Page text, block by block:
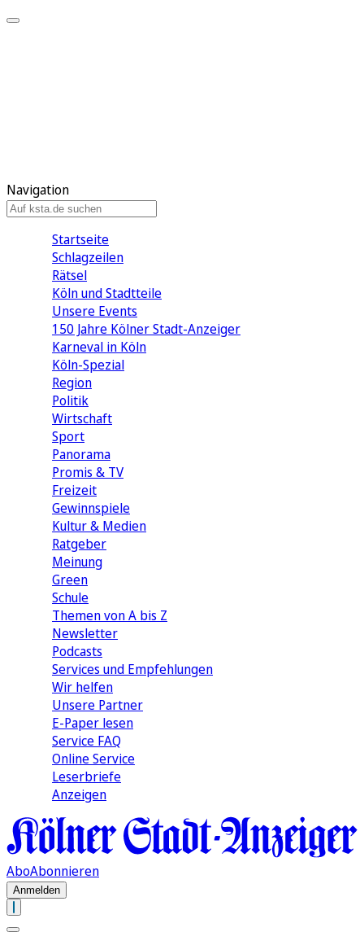
Navigation
Startseite
Schlagzeilen
Rätsel
Köln und Stadtteile
Unsere Events
150 Jahre Kölner Stadt-Anzeiger
Karneval in Köln
Köln-Spezial
Region
Politik
Wirtschaft
Sport
Panorama
Promis & TV
Freizeit
Gewinnspiele
Kultur & Medien
Ratgeber
Meinung
Green
Schule
Themen von A bis Z
Newsletter
Podcasts
Services und Empfehlungen
Wir helfen
Unsere Partner
E-Paper lesen
Service FAQ
Online Service
Leserbriefe
Anzeigen
AboAbonnieren
Anmelden